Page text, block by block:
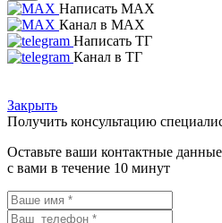
Написать MAX
Канал в MAX
Написать ТГ
Канал в ТГ
Закрыть
Получить консультацию
Оставьте ваши контактные
с вами в течение 10 минут